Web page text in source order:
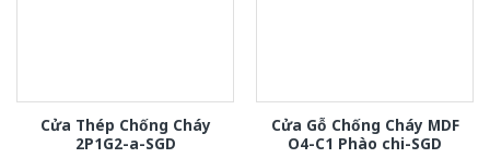
Cửa Thép Chống Cháy
2P1G2-a-SGD
Cửa Gỗ Chống Cháy MDF
O4-C1 Phào chi-SGD